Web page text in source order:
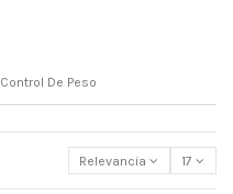
Control De Peso
Relevancia 17